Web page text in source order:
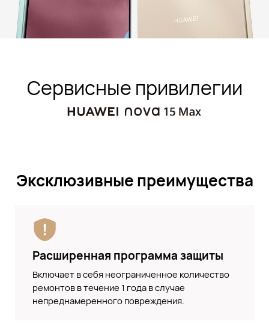
Сервисные привилегии
Эксклюзивные преимущества
Расширенная программа защиты
Включает в себя неограниченное количество
ремонтов в течение 1 года в случае
непреднамеренного повреждения.